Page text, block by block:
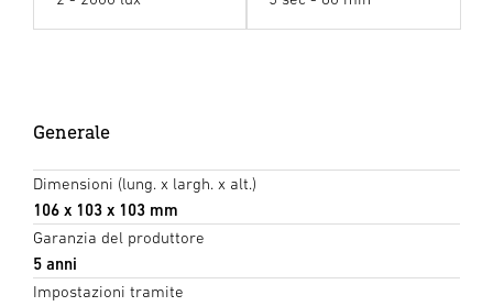
Generale
Dimensioni (lung. x largh. x alt.)
106 x 103 x 103 mm
Garanzia del produttore
5 anni
Impostazioni tramite